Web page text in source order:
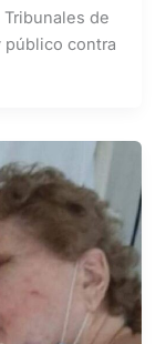
de
público contra